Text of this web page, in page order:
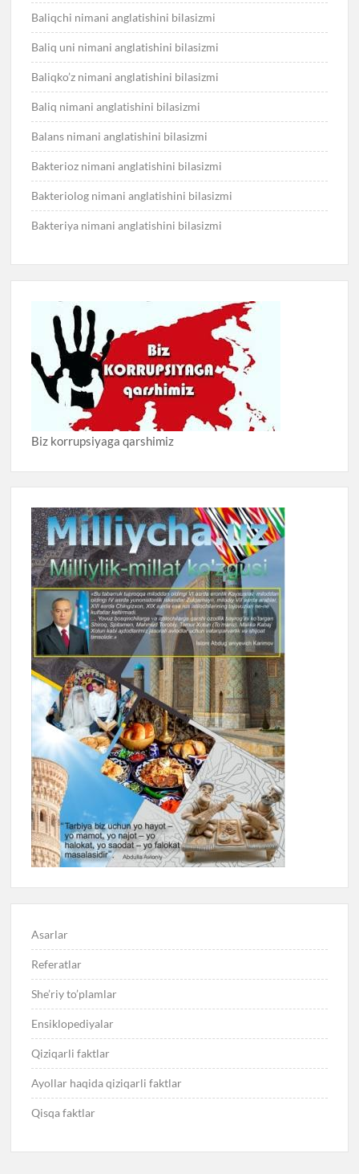
Baliqchi nimani anglatishini bilasizmi
Baliq uni nimani anglatishini bilasizmi
Baliqko’z nimani anglatishini bilasizmi
Baliq nimani anglatishini bilasizmi
Balans nimani anglatishini bilasizmi
Bakterioz nimani anglatishini bilasizmi
Bakteriolog nimani anglatishini bilasizmi
Bakteriya nimani anglatishini bilasizmi
Biz korrupsiyaga qarshimiz
Asarlar
Referatlar
She’riy to’plamlar
Ensiklopediyalar
Qiziqarli faktlar
Ayollar haqida qiziqarli faktlar
Qisqa faktlar